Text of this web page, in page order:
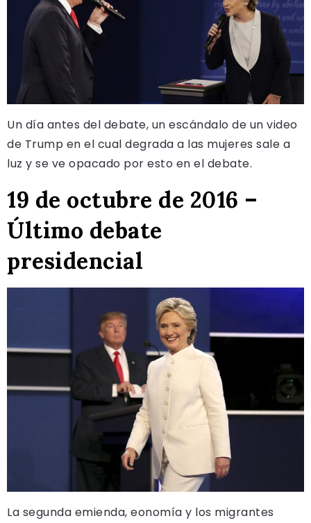
Un día antes del debate, un escándalo de un video
de Trump en el cual degrada a las mujeres sale a
luz y se ve opacado por esto en el debate.
19 de octubre de 2016 –
Último debate
presidencial
La segunda emienda, eonomía y los migrantes